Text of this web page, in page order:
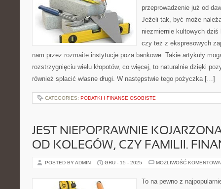
przeprowadzenie już od
Jeżeli tak, być może
niezmiernie kultowych
czy też z ekspresowych
nam przez rozmaite instytucje poza bankowe. Takie artykuły
rozstrzygnięciu wielu kłopotów, co więcej, to naturalnie dzięki
również spłacić własne długi. W następstwie tego pożyczka […]
CATEGORIES: PODATKI I FINANSE OSOBISTE
JEST NIEPOPRAWNIE
OD KOLEGÓW, CZY FAMILII.
POSTED BY ADMIN GRU - 15 - 2025 MOŻLIWOŚĆ
To na pewno z